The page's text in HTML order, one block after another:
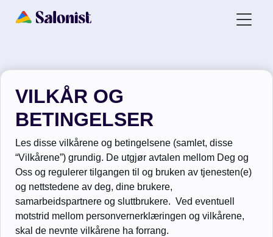
VILKÅR OG
BETINGELSER
Les disse vilkårene og betingelsene (samlet, disse
“Vilkårene”) grundig. De utgjør avtalen mellom Deg og
Oss og regulerer tilgangen til og bruken av tjenesten(e)
og nettstedene av deg, dine brukere,
samarbeidspartnere og sluttbrukere. Ved eventuell
motstrid mellom personvernerklæringen og vilkårene,
skal de nevnte vilkårene ha forrang.